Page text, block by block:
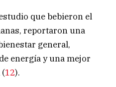
que bebieron el
reportaron una
general,
energía y una mejor
(12).